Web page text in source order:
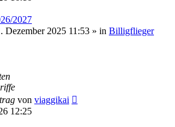
2027
Dezember 2025 11:53 » in Billigflieger
von viaggikai
12:25